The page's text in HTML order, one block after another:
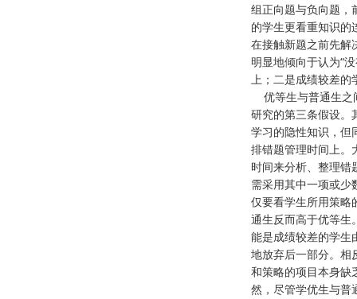
组正向题与负向题，
的学生更看重知识的
在接触新题之前先解
明显地倾向于认为“
上；二是成绩较差
优等生与普通生之
研究的第三条假设。
学习的隐性知识，但
排错题管理时间上。
时间来分析、整理错
需采用其中一项或少
仅要看学生所用策略
通生反而高于优等生
能是成绩较差的学生
地放弃后一部分。相
和策略的项目本身缺
然，尽管学优生与普